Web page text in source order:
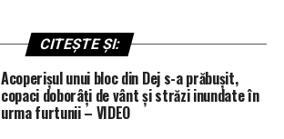
CITEȘTE ȘI:
Acoperișul unui bloc din Dej s-a prăbușit,
copaci doborâți de vânt și străzi inundate în
urma furtunii – VIDEO